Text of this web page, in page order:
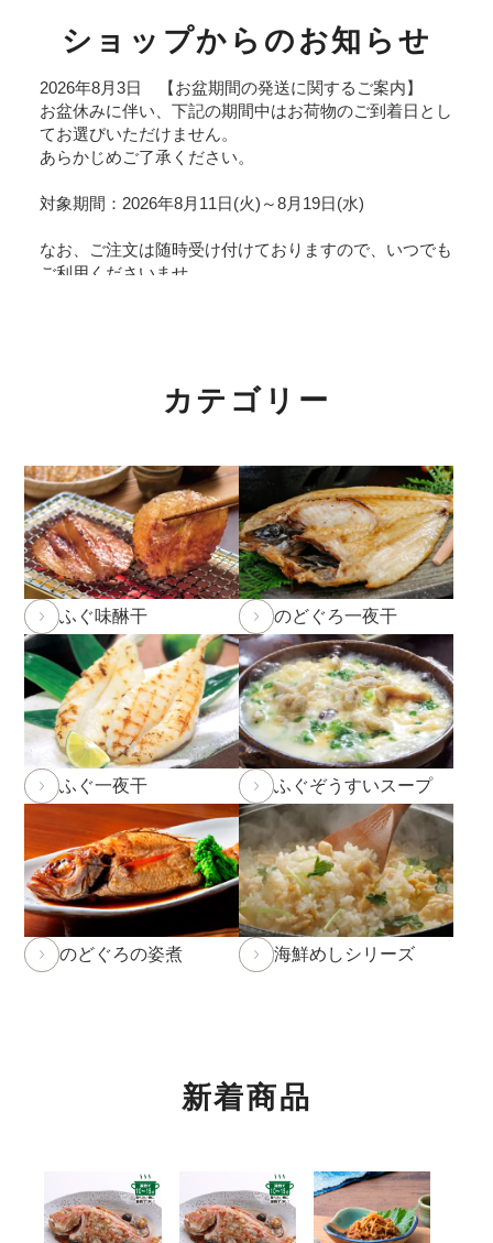
ショップからのお知らせ
2026年8月3日 【お盆期間の発送に関するご案内】
お盆休みに伴い、下記の期間中はお荷物のご到着日とし
てお選びいただけません。
あらかじめご了承ください。
対象期間：2026年8月11日(火)～8月19日(水)
なお、ご注文は随時受け付けておりますので、いつでも
ご利用くださいませ。
の返信は4月25日（土）～6日（水）の期間をお休みと
させていただきますのでご了承ください。
また、商品のお届けは5月9日(土)以降となります。予め
ご了承ください。
2026年2月27日 大感謝祭「春のうまいもん」開催中！
2026年2月5日 和田珍味本店にて「ふくの日フェア」
開催！2/7(土)～11(水)まで。詳しくはこちら
2026年1月19日本店カフェの休止について
2026年1月10日 本店カフェにて「チョコレートフェ
ア」開催中！3/1(日)まで。 詳しくはこちら
2026年1月8日 NHK「あさイチ」にて福乃和をご紹介
いただきました！詳しくはこちら
2025年12月24日実店舗の年末年始の営業時間につい
となります。予めご了承下さい。
場合がございます。)
※前入金のお客様につきまして、年内発送の受付は
カテゴリー
ふぐ味醂干 のどぐろ一夜干
ふぐ一夜干 ふぐぞうすいスープ
のどぐろの姿煮 海鮮めしシリーズ
新着商品